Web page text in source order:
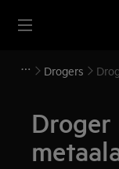
Drogers
Droger